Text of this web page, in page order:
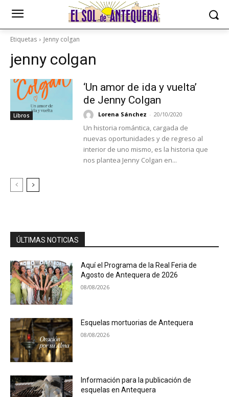
Etiquetas Jenny colgan
jenny colgan
Libros
‘Un amor de ida y vuelta’
de Jenny Colgan
Lorena Sánchez - 20/10/2020
Un historia romántica, cargada de
nuevas oportunidades y de regreso al
interior de uno mismo, es la historia que
nos plantea Jenny Colgan en...
ÚLTIMAS NOTICIAS
Aquí el Programa de la Real Feria de
Agosto de Antequera de 2026
08/08/2026
Esquelas mortuorias de Antequera
08/08/2026
Información para la publicación de
esquelas en Antequera